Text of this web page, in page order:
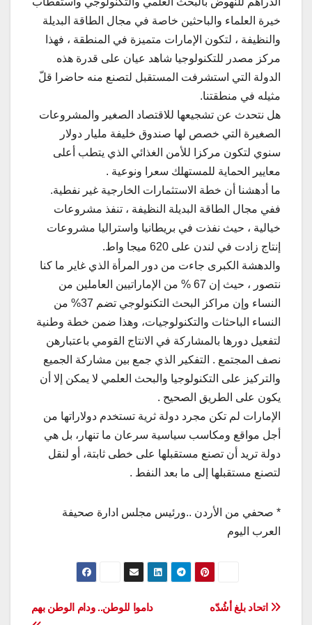
خيرة العلماء والباحثين خاصة في مجال الطاقة البديلة
والنظيفة ، لتكون الإمارات متميزة في المنطقة ، فهذا
مركز مصدر للتكنولوجيا شاهد عيان على قدرة هذه
الدولة التي استشرفت المستقبل لتصنع منه حاضرا قلّ
مثيله في منطقتنا.
هل نتحدث عن تشجيعها للاقتصاد الصغير والمشروعات
الصغيرة التي خصص لها صندوق خليفة مليار دولار
سنوي لتكون مركزا للأمن الغذائي الذي يتطب أعلى
معايير الحماية للمستهلك سعرا ونوعية .
ما أدهشنا أن خطة الاستثمارات الخارجية غير نفطية.
ففي مجال الطاقة البديلة النظيفة ، تنفذ مشروعات
خيالية ، حيث نفذت في بريطانيا واستراليا مشروعات
إنتاج زادت في لندن على 620 ميجا واط.
والدهشة الكبرى جاءت من دور المرأة الذي غاير ما كنا
نتصور ، حيث إن 67 % من الإماراتيين العاملين من
النساء وإن مراكز البحث التكنولوجي تضم 37% من
النساء الباحثات والتكنولوجيات، وهذا ضمن خطة وطنية
لتفعيل دورها بالمشاركة في الانتاج القومي باعتبارهن
نصف المجتمع . التفكير الذي جمع بين مشاركة الجميع
والتركيز على التكنولوجيا والبحث العلمي لا يمكن إلا أن
يكون على الطريق الصحيح .
الإمارات لم تكن مجرد دولة ثرية تستخدم دولاراتها من
أجل مواقع ومكاسب سياسية سرعان ما تنهار، بل هي
دولة تريد أن تصنع مستقبلها على خطى ثابتة، أو لنقل
لتصنع مستقبلها إلى ما بعد النفط .
* صحفي من الأردن ..ورئيس مجلس ادارة صحيفة
العرب اليوم
تصفّح
داموا للوطن.. ودام الوطن بهم اتحاد بلغ أشُدّه